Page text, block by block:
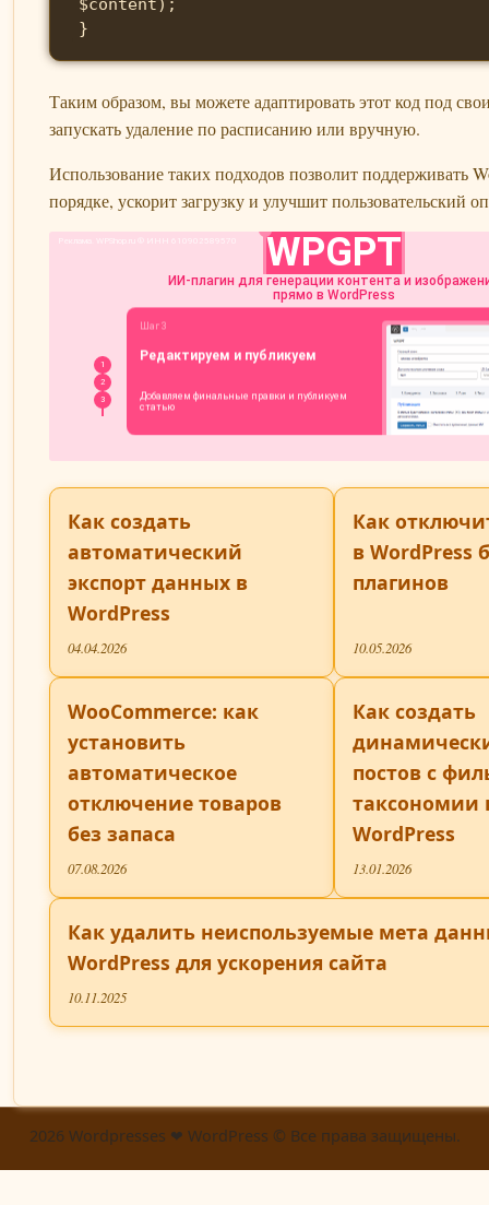
$content);
Таким образом, вы можете адаптировать этот код под
запускать удаление по расписанию или вручную.
Использование таких подходов позволит поддерживать
порядке, ускорит загрузку и улучшит пользовательский
Как создать
автоматический
экспорт данных в
WordPress
04.04.2026
Как
в WordPress
плагинов
10.05.2026
WooCommerce: как
установить
автоматическое
отключение товаров
без запаса
07.08.2026
Как создать
постов с
таксономии
WordPress
13.01.2026
Как удалить неиспользуемые мета
WordPress для ускорения сайта
10.11.2025
2026 Wordpresses ❤ WordPress © Все права защищены.